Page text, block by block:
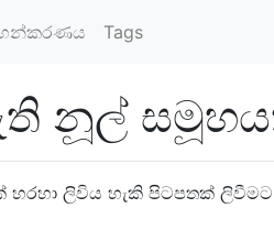
Tags
නූල්
හරහා ලිවිය හැකි පිටපතක් ලිවීමට